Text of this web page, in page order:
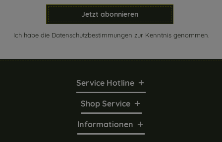
Jetzt abonnieren
Ich habe die Datenschutzbestimmungen zur Kenntnis genommen.
Service Hotline
Shop Service
Informationen